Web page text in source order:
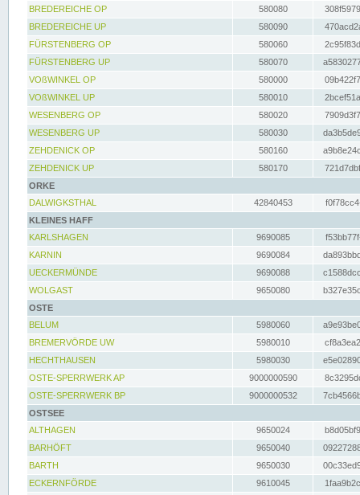
BREDEREICHE OP
580080
BREDEREICHE UP
580090
FÜRSTENBERG OP
580060
FÜRSTENBERG UP
580070
VOßWINKEL OP
580000
VOßWINKEL UP
580010
WESENBERG OP
580020
WESENBERG UP
580030
ZEHDENICK OP
580160
ZEHDENICK UP
580170
ORKE
DALWIGKSTHAL
42840453
KLEINES HAFF
KARLSHAGEN
9690085
KARNIN
9690084
UECKERMÜNDE
9690088
WOLGAST
9650080
OSTE
BELUM
5980060
BREMERVÖRDE UW
5980010
HECHTHAUSEN
5980030
OSTE-SPERRWERK AP
9000000590
OSTE-SPERRWERK BP
9000000532
OSTSEE
ALTHAGEN
9650024
BARHÖFT
9650040
BARTH
9650030
ECKERNFÖRDE
9610045